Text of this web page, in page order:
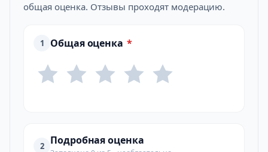
общая оценка. Отзывы проходят модерацию.
1 Общая оценка *
2 Подробная оценка